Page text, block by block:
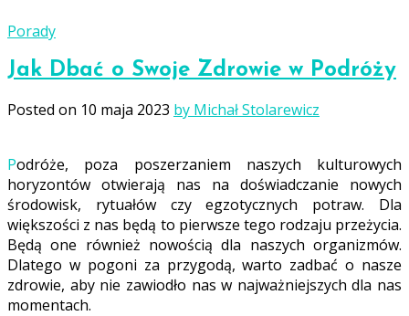
Porady
Jak Dbać o Swoje Zdrowie w Podróży
Posted on 10 maja 2023 by Michał Stolarewicz
Podróże, poza poszerzaniem naszych kulturowych
horyzontów otwierają nas na doświadczanie nowych
środowisk, rytuałów czy egzotycznych potraw. Dla
większości z nas będą to pierwsze tego rodzaju przeżycia.
Będą one również nowością dla naszych organizmów.
Dlatego w pogoni za przygodą, warto zadbać o nasze
zdrowie, aby nie zawiodło nas w najważniejszych dla nas
momentach.